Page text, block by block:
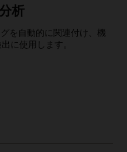
析
を自動的に関連付け、機
に使用します。